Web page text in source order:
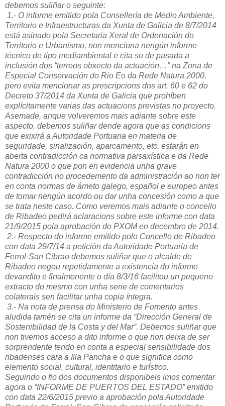
debemos suliñar o seguinte:
1.- O informe emitido pola Consellería de Medio Ambiente,
Territorio e Infraestructuras da Xunta de Galicia de 8/7/2014
está asinado pola Secretaria Xeral de Ordenación do
Territorio e Urbanismo, non menciona nengún informe
técnico de tipo mediambiental e cita so de pasada a
inclusión dos “terreos obxecto da actuación…” na Zona de
Especial Conservación do Rio Eo da Rede Natura 2000,
pero evita mencionar as prescripcions dos art. 60 e 62 do
Decreto 37/2014 da Xunta de Galicia que prohíben
explícitamente varias das actuacions previstas no proyecto.
Asemade, anque volveremos mais adiante sobre este
aspecto, debemos suliñar dende agora que as condicions
que exixirá a Autoridade Portuaria en materia de
seguridade, sinalización, aparcamento, etc. estarán en
aberta contradicción ca normativa paisaxística e da Rede
Natura 2000 o que pon en evidencia unha grave
contradicción no procedemento da administración ao non ter
en conta normas de ámeto galego, español e europeo antes
de tomar nengún acordo ou dar unha concesión como a que
se trata neste caso. Como veremos mais adiante o concello
de Ribadeo pedirá aclaracions sobre este informe con data
21/9/2015 pola aprobación do PXOM en decembro de 2014.
2.- Respecto do informe emitido polo Concello de Ribadeo
con data 29/7/14 a petición da Autoridade Portuaria de
Ferrol-San Cibrao debemos suliñar que o alcalde de
Ribadeo negou repetidamente a existencia do informe
devandito e finalmenente o día 8/3/16 facilitou un pequeno
extracto do mesmo con unha serie de comentarios
colaterais sen facilitar unha copia íntegra.
3.- Na nota de prensa do Ministerio de Fomento antes
aludida tamén se cita un informe da “Dirección General de
Sostenibilidad de la Costa y del Mar”. Debemos suliñar que
non tivemos acceso a dito informe o que non deixa de ser
sorprendente tendo en conta a especial sensibilidade dos
ribadenses cara a Illa Pancha e o que significa como
elemento social, cultural, identitario e turístico.
Seguindo o fio dos documentos disponibeis imos comentar
agora o “INFORME DE PUERTOS DEL ESTADO” emitido
con data 22/6/2015 previo a aprobación pola Autoridade